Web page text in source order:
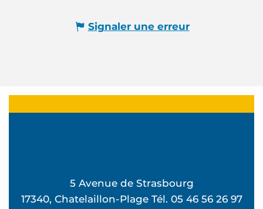
Signaler une erreur
5 Avenue de Strasbourg
17340, Chatelaillon-Plage Tél. 05 46 56 26 97